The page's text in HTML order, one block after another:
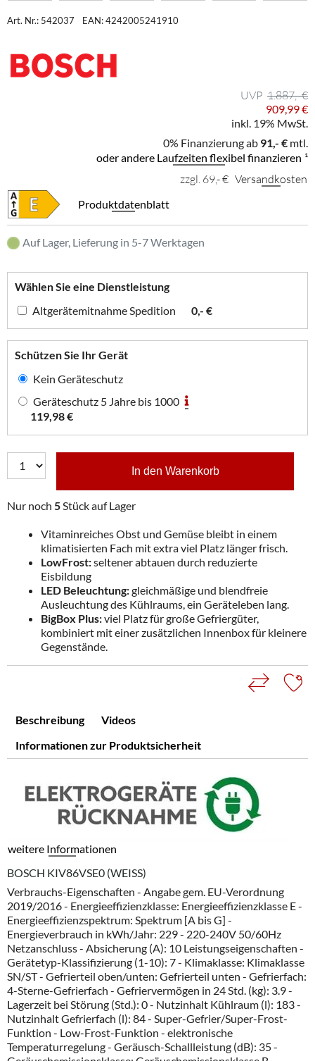
Art. Nr.: 542037 EAN: 4242005241910
1.887,- €
909,99 €
inkl. 19% MwSt.
0% Finanzierung ab 91,- € mtl.
oder andere Laufzeiten flexibel finanzieren ¹
zzgl. 69,- € Versandkosten
Produktdatenblatt
Auf Lager, Lieferung in 5-7 Werktagen
Wählen Sie eine Dienstleistung
Altgerätemitnahme Spedition
0,- €
Schützen Sie Ihr Gerät
Kein Geräteschutz
Geräteschutz 5 Jahre bis 1000
119,98 €
In den Warenkorb
Nur noch 5 Stück auf Lager
Vitaminreiches Obst und Gemüse bleibt in einem
klimatisierten Fach mit extra viel Platz länger frisch.
LowFrost:seltener abtauen durch reduzierte
Eisbildung
LED Beleuchtung:gleichmäßige und blendfreie
Ausleuchtung des Kühlraums, ein Geräteleben lang.
BigBox Plus:viel Platz für große Gefriergüter,
kombiniert mit einer zusätzlichen Innenbox für kleinere
Gegenstände.
Beschreibung
Videos
Informationen zur Produktsicherheit
weitere Informationen
BOSCH KIV86VSE0 (WEISS)
Verbrauchs-Eigenschaften - Angabe gem. EU-Verordnung
2019/2016 - Energieeffizienzklasse: Energieeffizienzklasse E -
Energieeffizienzspektrum: Spektrum [A bis G] -
Energieverbrauch in kWh/Jahr: 229 - 220-240V 50/60Hz
Netzanschluss - Absicherung (A): 10 Leistungseigenschaften -
Gerätetyp-Klassifizierung (1-10): 7 - Klimaklasse: Klimaklasse
SN/ST - Gefrierteil oben/unten: Gefrierteil unten - Gefrierfach:
4-Sterne-Gefrierfach - Gefriervermögen in 24 Std. (kg): 3.9 -
Lagerzeit bei Störung (Std.): 0 - Nutzinhalt Kühlraum (l): 183 -
Nutzinhalt Gefrierfach (l): 84 - Super-Gefrier/Super-Frost-
Funktion - Low-Frost-Funktion - elektronische
Temperaturregelung - Geräusch-Schallleistung (dB): 35 -